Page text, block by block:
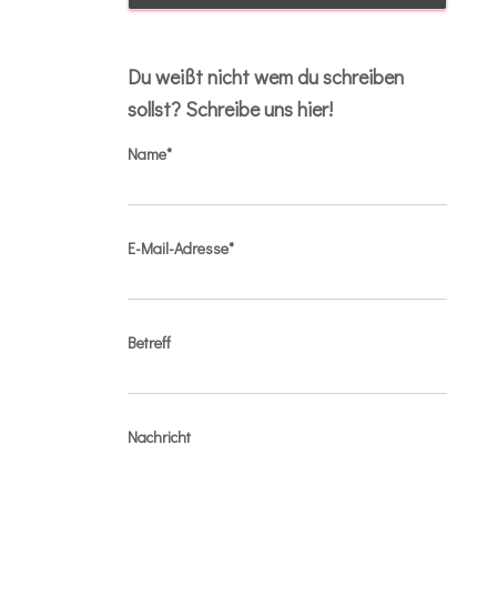
Du weißt nicht wem du schreiben
sollst? Schreibe uns hier!
Name*
E-Mail-Adresse*
Betreff
Nachricht